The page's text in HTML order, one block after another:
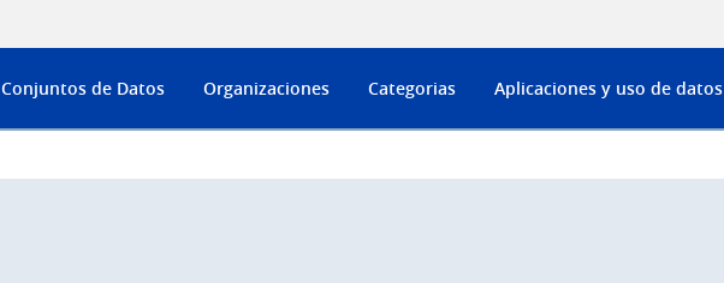
Conjuntos de Datos Organizaciones Categorias Aplicaciones y uso de datos